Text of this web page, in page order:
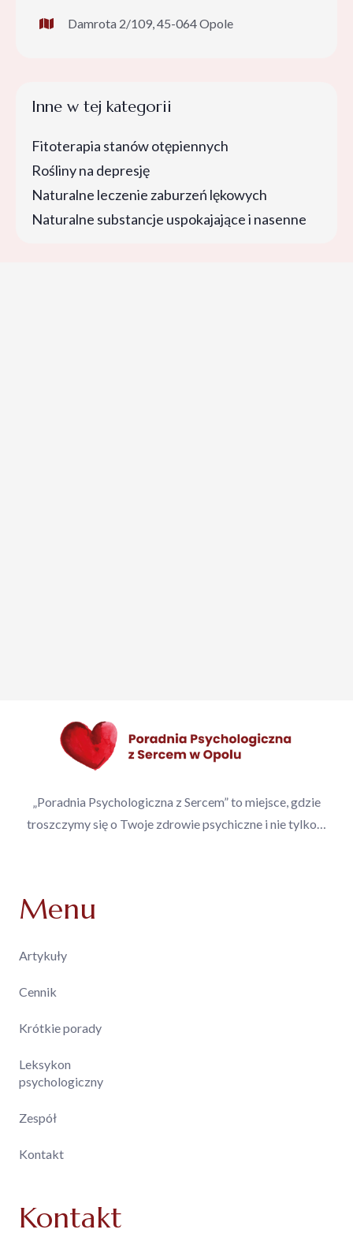
Damrota 2/109, 45-064 Opole
Inne w tej kategorii
Fitoterapia stanów otępiennych
Rośliny na depresję
Naturalne leczenie zaburzeń lękowych
Naturalne substancje uspokajające i nasenne
„Poradnia Psychologiczna z Sercem” to miejsce, gdzie
troszczymy się o Twoje zdrowie psychiczne i nie tylko…
Menu
Artykuły
Cennik
Krótkie porady
Leksykon
psychologiczny
Zespół
Kontakt
Kontakt